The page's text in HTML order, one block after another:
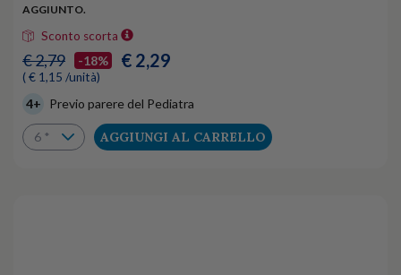
AGGIUNTO.
Sconto scorta
€ 2,79 -18% € 2,29
( € 1,15 /unità)
4+ Previo parere del Pediatra
AGGIUNGI AL CARRELLO